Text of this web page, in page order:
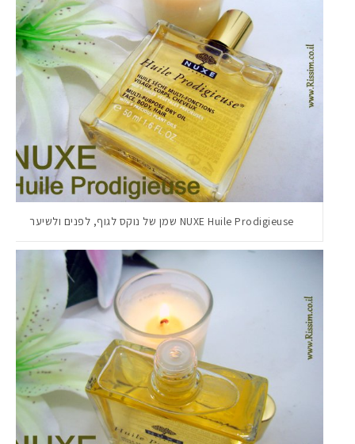
NUXE Huile Prodigieuse שמן של נוקס לגוף, לפנים ולשיער